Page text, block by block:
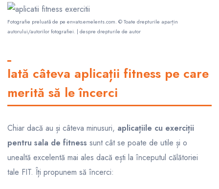
Fotografie preluată de pe envato.emelents.com. © Toate drepturile aparțin
autorului/autorilor fotografiei. | despre drepturile de autor
Iată câteva aplicații fitness pe care
merită să le încerci
Chiar dacă au și câteva minusuri, aplicațiile cu exerciții
pentru sala de fitness sunt cât se poate de utile și o
unealtă excelentă mai ales dacă ești la începutul călătoriei
tale FIT. Îți propunem să încerci: